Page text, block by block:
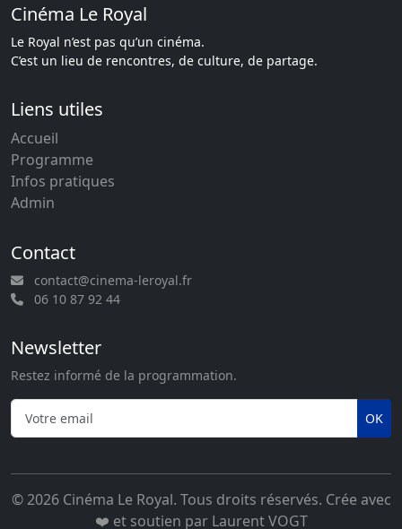
Cinéma Le Royal
Le Royal n’est pas qu’un cinéma.
C’est un lieu de rencontres, de culture, de partage.
Liens utiles
Accueil
Programme
Infos pratiques
Admin
Contact
contact@cinema-leroyal.fr
06 10 87 92 44
Newsletter
Restez informé de la programmation.
OK
© 2026 Cinéma Le Royal. Tous droits réservés. Crée avec
❤️ et soutien par Laurent VOGT